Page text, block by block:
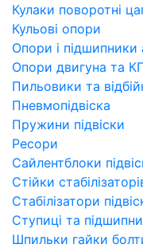
Кулаки поворотні
Кульові опори
Опори і підшипники
Опори двигуна та
Пильовики та
Пневмопідвіска
Пружини підвіски
Ресори
Сайлентблоки
Стійки
Стабілізатори
Ступиці та
Шпильки гайки